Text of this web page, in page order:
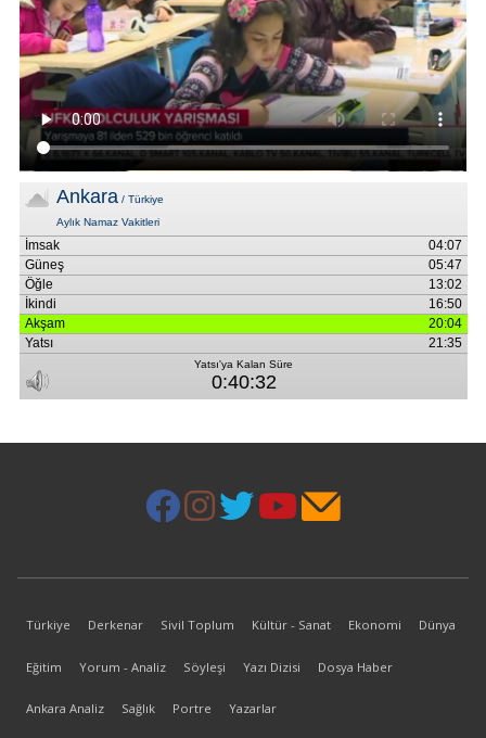
Türkiye Derkenar Sivil Toplum Kültür - Sanat Ekonomi Dünya
Eğitim Yorum - Analiz Söyleşi Yazı Dizisi Dosya Haber
Ankara Analiz Sağlık Portre Yazarlar